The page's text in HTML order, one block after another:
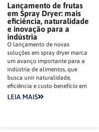
Lançamento de frutas
em Spray Dryer: mais
eficiência, naturalidade
e inovação para a
indústria
O lançamento de novas
soluções em spray dryer marca
um avanço importante para a
indústria de alimentos, que
busca unir naturalidade,
eficiência e custo-benefício em
LEIA MAIS